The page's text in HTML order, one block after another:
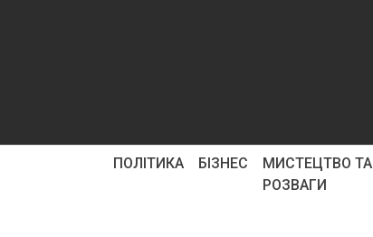
ПОЛІТИКА БІЗНЕС
МИСТЕЦТВО ТА
РОЗВАГИ